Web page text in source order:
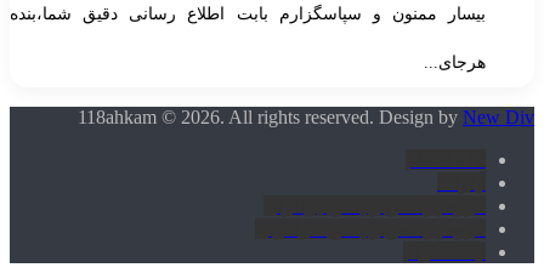
بیسار ممنون و سپاسگزارم بابت اطلاع رسانی دقیق شما،بنده
هرجای...
118ahkam © 2026. All rights reserved. Design by New Div